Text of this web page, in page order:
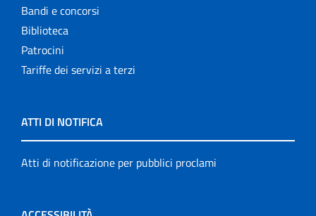
Bandi e concorsi
Biblioteca
Patrocini
Tariffe dei servizi a terzi
ATTI DI NOTIFICA
Atti di notificazione per pubblici proclami